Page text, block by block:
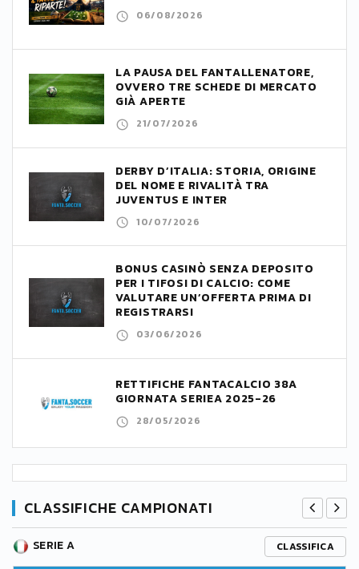
06/08/2026
LA PAUSA DEL FANTALLENATORE,
OVVERO TRE SCHEDE DI MERCATO
GIÀ APERTE
21/07/2026
DERBY D’ITALIA: STORIA, ORIGINE
DEL NOME E RIVALITÀ TRA
JUVENTUS E INTER
10/07/2026
BONUS CASINÒ SENZA DEPOSITO
PER I TIFOSI DI CALCIO: COME
VALUTARE UN’OFFERTA PRIMA DI
REGISTRARSI
03/06/2026
RETTIFICHE FANTACALCIO 38A
GIORNATA SERIEA 2025-26
28/05/2026
CLASSIFICHE CAMPIONATI
SERIE A CLASSIFICA